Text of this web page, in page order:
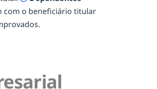
com o beneficiário titular